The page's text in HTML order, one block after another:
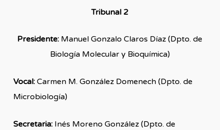
Tribunal 2
Presidente: Manuel Gonzalo Claros Díaz (Dpto. de
Biología Molecular y Bioquímica)
Vocal: Carmen M. González Domenech (Dpto. de
Microbiología)
Secretaria: Inés Moreno González (Dpto. de